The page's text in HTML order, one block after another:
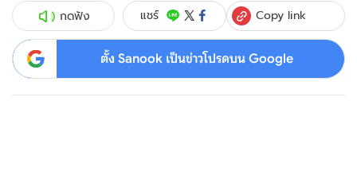
กดฟัง แชร์ Copy link
ตั้ง Sanook เป็นข่าวโปรดบน Google